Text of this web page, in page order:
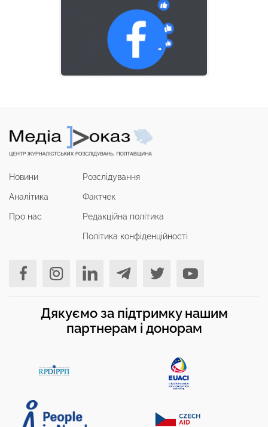
Новини
Аналітика
Про нас
Розслідування
Фактчек
Редакційна політика
Політика конфіденційності
Дякуємо за підтримку нашим
партнерам і донорам